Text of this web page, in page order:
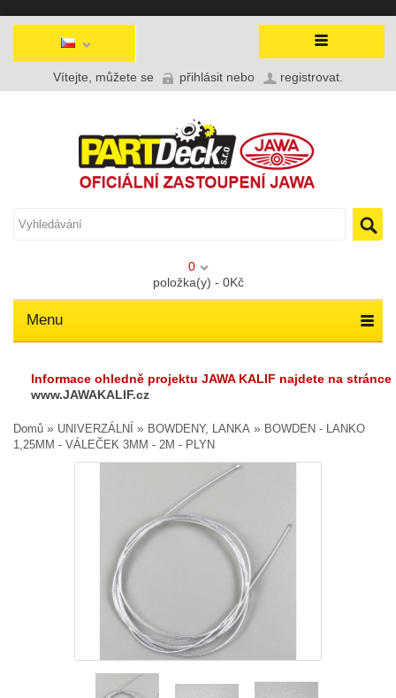
Vítejte, můžete se přihlásit nebo registrovat
0
položka(y) - 0Kč
Menu
Informace ohledně projektu JAWA KALIF najdete na stránce
www.JAWAKALIF.cz
Domů » UNIVERZÁLNÍ » BOWDENY, LANKA » BOWDEN - LANKO
1,25MM - VÁLEČEK 3MM - 2M - PLYN